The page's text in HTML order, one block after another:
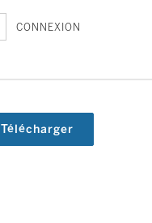
CONNEXION
Télécharger